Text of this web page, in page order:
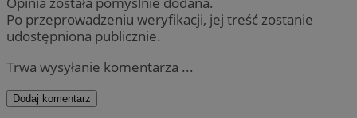
Po przeprowadzeniu weryfikacji, jej treść zostanie
udostępniona publicznie.
Trwa wysyłanie komentarza ...
Dodaj komentarz